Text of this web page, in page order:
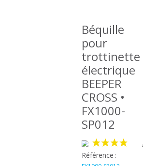
Béquille
pour
trottinette
électrique
BEEPER
CROSS •
FX1000-
SP012
Référence :